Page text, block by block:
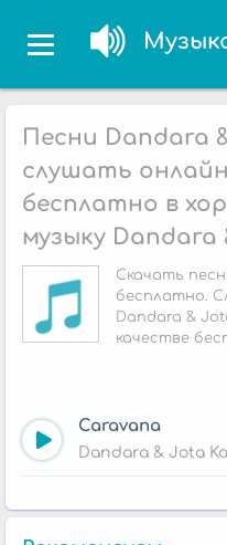
Песни Dandara
слушать
бесплатно в
музыку Dandara
Скачать
бесплатно.
Dandara &
качестве
Caravana
Dandara & Jota